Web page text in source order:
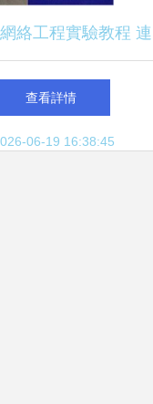
絡工程實驗教程 連
論與實踐的橋梁
查看詳情
06-19 16:38:45